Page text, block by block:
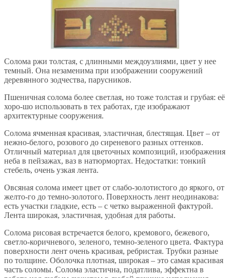
Солома ржи толстая, с длинными междоузлиями, цвет у нее
темный. Она незаменима при изображении сооружений
деревянного зодчества, парусников.
Пшеничная солома более светлая, но тоже толстая и грубая: её
хоро-шо использовать в тех работах, где изображают
архитектурные сооружения.
Солома ячменная красивая, эластичная, блестящая. Цвет – от
нежно-белого, розового до сиреневого разных оттенков.
Отличный материал для цветочных композиций, изображения
неба в пейзажах, ваз в натюрмортах. Недостатки: тонкий
стебель, очень узкая лента.
Овсяная солома имеет цвет от слабо-золотистого до яркого, от
желто-го до темно-золотого. Поверхность лент неодинакова:
есть участки гладкие, есть – с четко выраженной фактурой.
Лента широкая, эластичная, удобная для работы.
Солома рисовая встречается белого, кремового, бежевого,
светло-коричневого, зеленого, темно-зеленого цвета. Фактура
поверхности лент очень красивая, ребристая. Трубки разные
по толщине. Оболочка плотная, широкая – это самая красивая
часть соломы. Солома эластична, податлива, эффектна в